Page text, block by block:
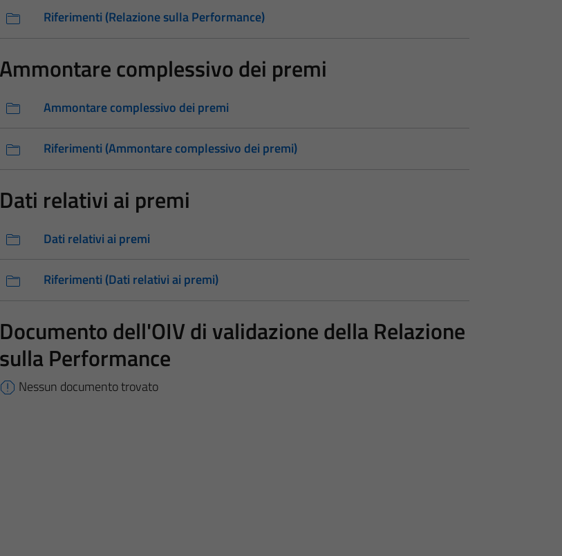
Riferimenti (Relazione sulla Performance)
Ammontare complessivo dei premi
Ammontare complessivo dei premi
Riferimenti (Ammontare complessivo dei premi)
Dati relativi ai premi
Dati relativi ai premi
Riferimenti (Dati relativi ai premi)
Documento dell'OIV di validazione della Relazione
sulla Performance
Nessun documento trovato